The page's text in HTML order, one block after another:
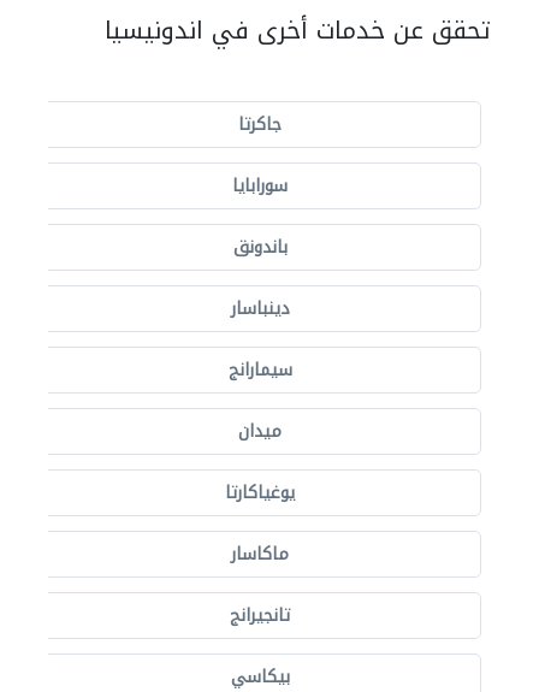
تحقق عن خدمات أخرى في اندونيسيا
جاكرتا
سورابايا
باندونق
دينباسار
سيمارانج
ميدان
يوغياكارتا
ماكاسار
تانجيرانج
بيكاسي